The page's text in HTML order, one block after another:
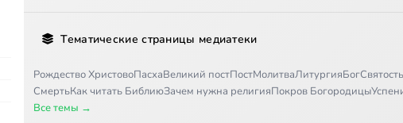
Тематические страницы медиатеки
Рождество ХристовоПасхаВеликий постПостМолитваЛитургияБогСвятость
СмертьКак читать БиблиюЗачем нужна религияПокров Богородицы
Все темы →